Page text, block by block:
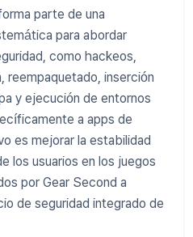
parte de una
para abordar
como hackeos,
reempaquetado, inserción
y ejecución de entornos
a apps de
es mejorar la estabilidad
los usuarios en los juegos
por Gear Second a
de seguridad integrado de